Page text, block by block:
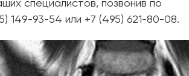
специалистов, позвонив по
149-93-54 или +7 (495) 621-80-08.